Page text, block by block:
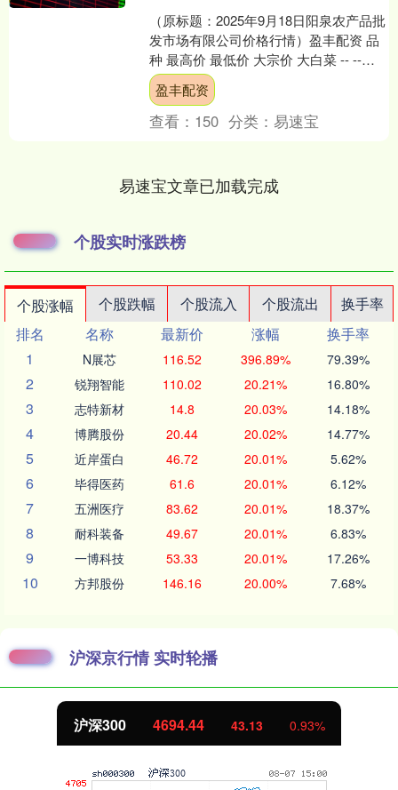
（原标题：2025年9月18日阳泉农产品批
发市场有限公司价格行情）盈丰配资 品
种 最高价 最低价 大宗价 大白菜 -- --
1.20 油菜 -- -- 2.0....
盈丰配资
查看： 150 分类： 易速宝
易速宝文章已加载完成
个股实时涨跌榜
个股涨幅 个股跌幅 个股流入 个股流出
换手率
排名
名称 最新价 涨幅
换手率
1
N展芯 116.52 396.89% 79.39%
2 锐翔智能 110.02 20.21% 16.80%
3 志特新材 14.8 20.03% 14.18%
4 博腾股份 20.44 20.02% 14.77%
5 近岸蛋白 46.72 20.01% 5.62%
6 毕得医药 61.6 20.01% 6.12%
7 五洲医疗 83.62 20.01% 18.37%
8 耐科装备 49.67 20.01% 6.83%
9 一博科技 53.33 20.01% 17.26%
10 方邦股份 146.16 20.00% 7.68%
沪深京行情 实时轮播
沪深300 4694.44 43.13 0.93%